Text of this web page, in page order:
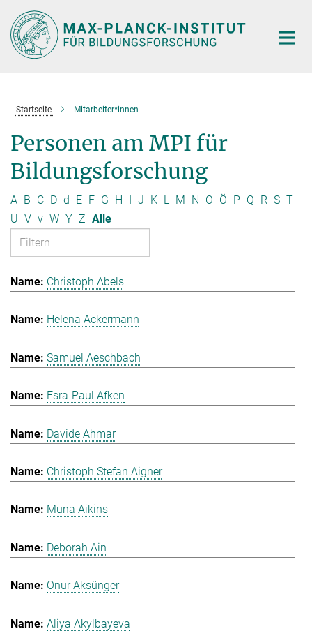
Hauptinhalt
Startseite Mitarbeiter*innen
Personen am MPI für
Bildungsforschung
A B C D d E F G H I J K L M N O Ö P Q R S T
U V v W Y Z Alle
Christoph Abels
Helena Ackermann
Samuel Aeschbach
Esra-Paul Afken
Davide Ahmar
Christoph Stefan Aigner
Muna Aikins
Deborah Ain
Onur Aksünger
Aliya Akylbayeva